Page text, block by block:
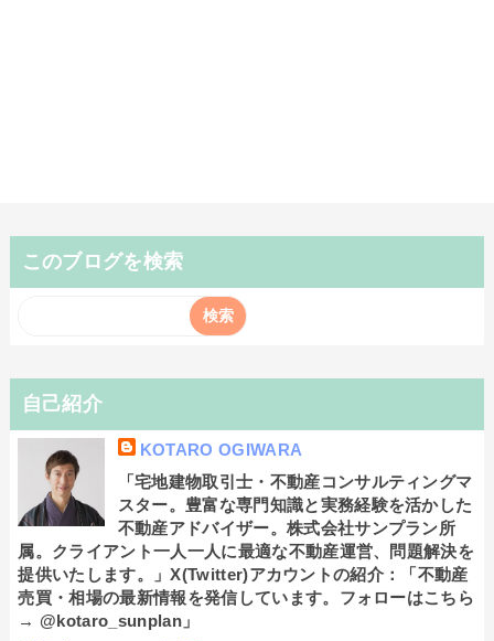
このブログを検索
自己紹介
KOTARO OGIWARA
「宅地建物取引士・不動産コンサルティングマ
スター。豊富な専門知識と実務経験を活かした
不動産アドバイザー。株式会社サンプラン所
属。クライアント一人一人に最適な不動産運営、問題解決を
提供いたします。」X(Twitter)アカウントの紹介：「不動産
売買・相場の最新情報を発信しています。フォローはこちら
→ @kotaro_sunplan」